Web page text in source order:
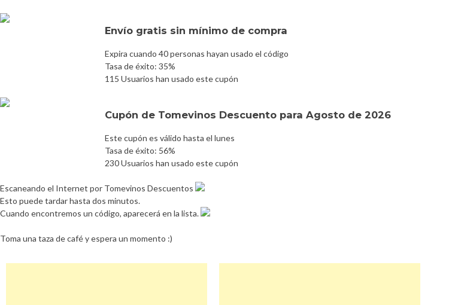
Envío gratis sin mínimo de compra
Expira cuando 40 personas hayan usado el código
Tasa de éxito: 35%
115 Usuarios han usado este cupón
Cupón de Tomevinos Descuento para Agosto de 2026
Este cupón es válido hasta el lunes
Tasa de éxito: 56%
230 Usuarios han usado este cupón
Escaneando el Internet por Tomevinos Descuentos
Esto puede tardar hasta dos minutos.
Cuando encontremos un código, aparecerá en la lista.
Toma una taza de café y espera un momento :)